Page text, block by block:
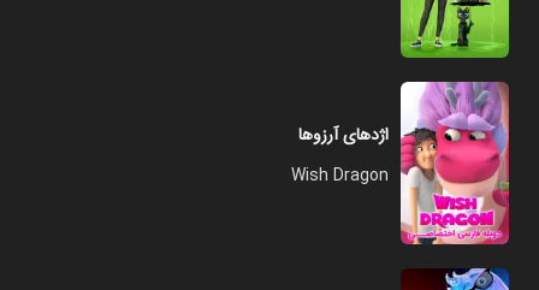
اژدهای آرزوها
Wish Dragon